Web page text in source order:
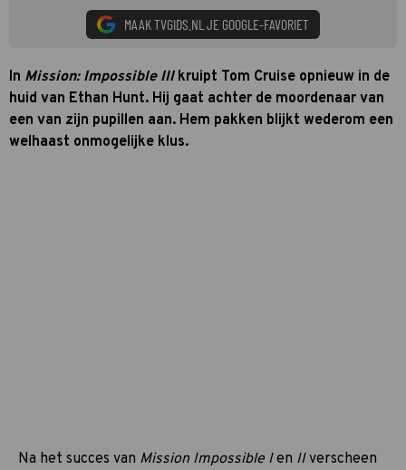
MAAK TVGIDS.NL JE GOOGLE-FAVORIET
In Mission: Impossible IIIkruipt Tom Cruise opnieuw in de
huid van Ethan Hunt. Hij gaat achter de moordenaar van
een van zijn pupillen aan. Hem pakken blijkt wederom een
welhaast onmogelijke klus.
Na het succes van Mission Impossible Ien IIverscheen